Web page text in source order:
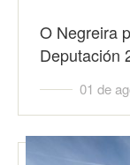
O Negreira
Deputación
01 de